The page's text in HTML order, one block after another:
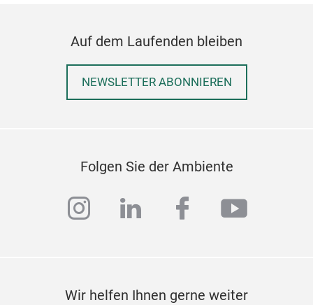
Auf dem Laufenden bleiben
NEWSLETTER ABONNIEREN
Folgen Sie der Ambiente
instagram
linkedinfacebook
Wir helfen Ihnen gerne weiter